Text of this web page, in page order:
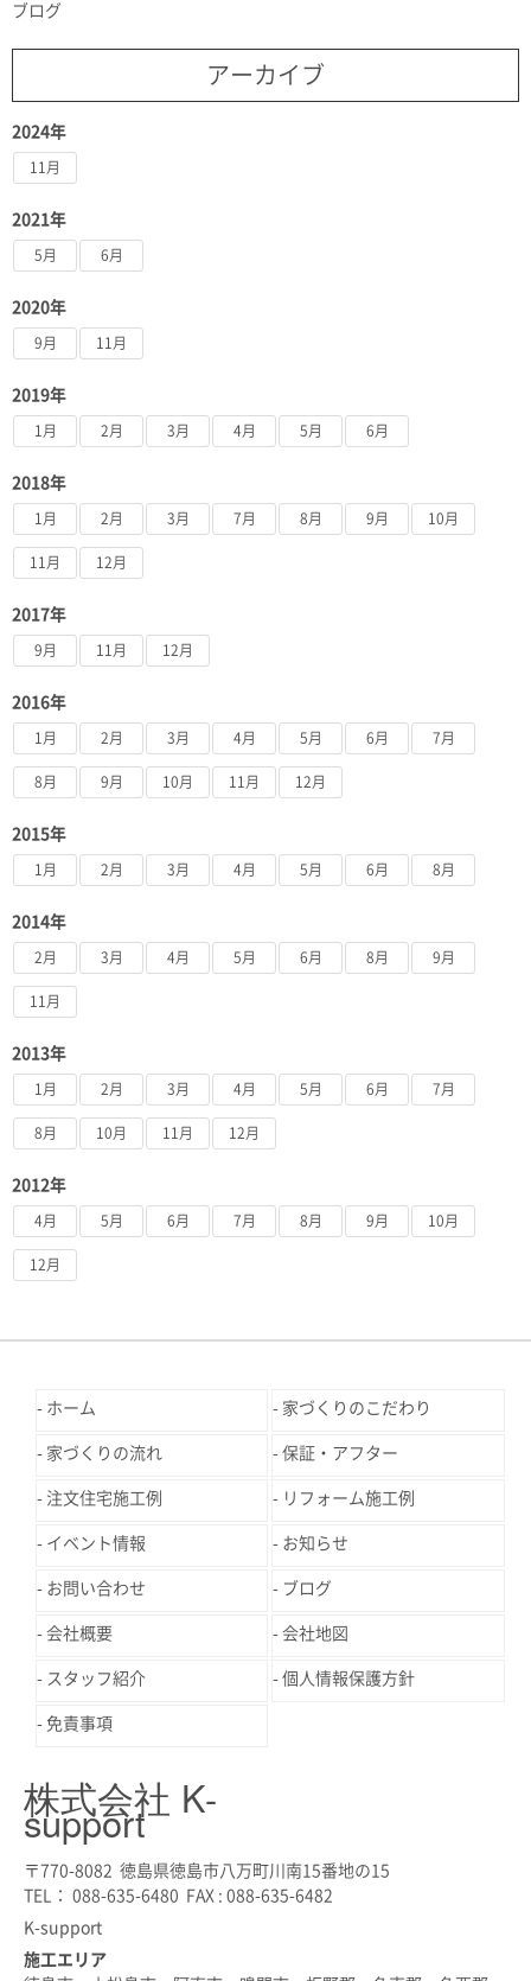
ブログ
アーカイブ
2024年
11月
2021年
5月 6月
2020年
9月 11月
2019年
1月 2月 3月 4月 5月 6月
2018年
1月 2月 3月 7月 8月 9月 10月
11月 12月
2017年
9月 11月 12月
2016年
1月 2月 3月 4月 5月 6月 7月
8月 9月 10月 11月 12月
2015年
1月 2月 3月 4月 5月 6月 8月
2014年
2月 3月 4月 5月 6月 8月 9月
11月
2013年
1月 2月 3月 4月 5月 6月 7月
8月 10月 11月 12月
2012年
4月 5月 6月 7月 8月 9月 10月
12月
ホーム 家づくりのこだわり
家づくりの流れ 保証・アフター
注文住宅施工例 リフォーム施工例
イベント情報 お知らせ
お問い合わせ ブログ
会社概要 会社地図
スタッフ紹介 個人情報保護方針
免責事項
株式会社 K-
support
〒770-8082 徳島県徳島市八万町川南15番地の15
TEL： 088-635-6480 FAX : 088-635-6482
K-support
施工エリア